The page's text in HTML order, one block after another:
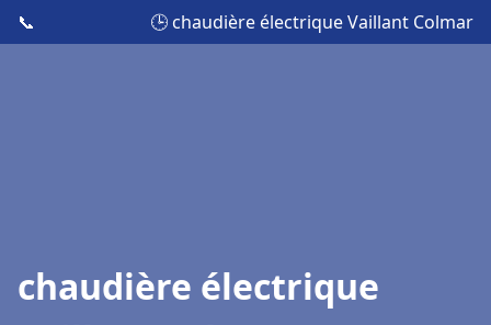
📞 🕒 chaudière électrique Vaillant Colmar
chaudière électrique